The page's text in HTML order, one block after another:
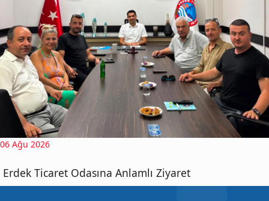
06 Ağu 2026
Erdek Ticaret Odasına Anlamlı Ziyaret